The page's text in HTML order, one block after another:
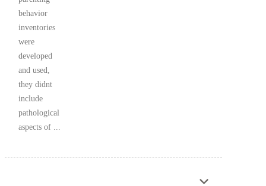
behavior
inventories
were
developed
and used,
they didnt
include
pathological
aspects of ...